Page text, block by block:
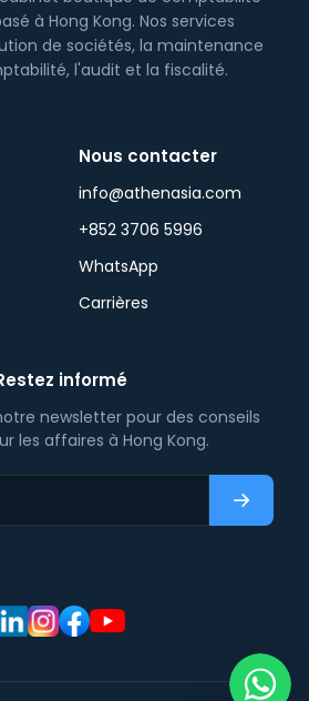
à Hong Kong. Nos services
de sociétés, la maintenance
l'audit et la fiscalité.
Nous contacter
info@athenasia.com
+852 3706 5996
WhatsApp
Carrières
informé
newsletter pour des conseils
les affaires à Hong Kong.